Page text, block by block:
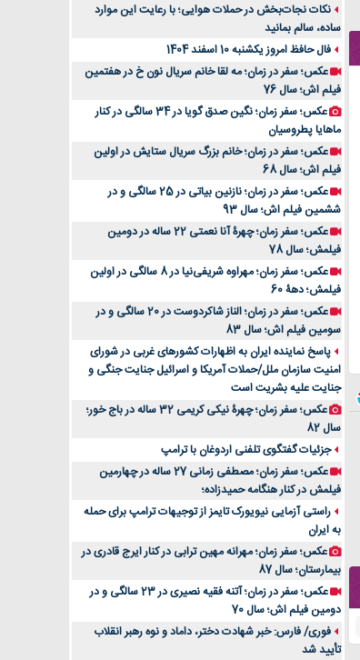
نکات نجات‌بخش در حملات هوایی؛ با رعایت این موارد
ساده، سالم بمانید
فال حافظ امروز یکشنبه 10 اسفند 1404
عکس؛ سفر در زمان؛ مه لقا خانم سریال نون خ در هفتمین
فیلم اش؛ سال 76
عکس؛ سفر زمان؛ نگین صدق گویا در 34 سالگی در کنار
ماهایا پطروسیان
عکس؛ سفر در زمان؛ خانم بزرگ سریال ستایش در اولین
فیلم اش؛ سال 68
عکس؛ سفر در زمان؛ نازنین بیاتی در 25 سالگی و در
ششمین فیلم اش؛ سال 93
عکس؛ سفر زمان؛ چهرۀ آنا نعمتی 22 ساله در دومین
فیلمش؛ سال 78
عکس؛ سفر زمان؛ مهراوه شریفی‌نیا در 8 سالگی در اولین
فیلمش؛ دهۀ 60
عکس؛ سفر در زمان؛ الناز شاکردوست در 20 سالگی و در
سومین فیلم اش؛ سال 83
پاسخ نماینده ایران به اظهارات کشورهای غربی در شورای
امنیت سازمان ملل/حملات آمریکا و اسرائیل جنایت جنگی و
جنایت علیه بشریت است
عکس؛ سفر زمان؛ چهرۀ نیکی کریمی 32 ساله در باج خور؛
سال 82
جزئیات گفتگوی تلفنی اردوغان با ترامپ
عکس؛ سفر زمان؛ مصطفی زمانی 27 ساله در چهارمین
فیلمش در کنار هنگامه حمیدزاده؛
راستی آزمایی نیویورک تایمز از توجیهات ترامپ برای حمله
به ایران
عکس؛ سفر زمان؛ مهرانه مهین ترابی در کنار ایرج قادری در
بیمارستان؛ سال 87
عکس؛ سفر در زمان؛ آتنه فقیه نصیری در 23 سالگی و در
دومین فیلم اش؛ سال 70
فوری/ فارس: خبر شهادت دختر، داماد و نوه رهبر انقلاب
تأیید شد